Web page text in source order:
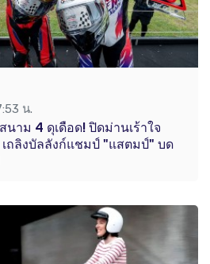
น.
นาม 4 ดุเดือด! ปิดม่านเร้าใจ
ถลิงบัลลังก์แชมป์ "แสตมป์" บด